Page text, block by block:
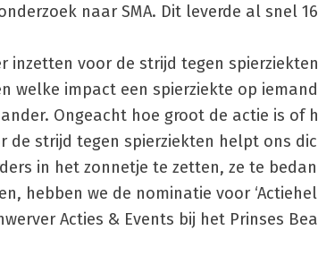
naar SMA. Dit leverde al snel
inzetten voor de strijd tegen
welke impact een spierziekte op
Ongeacht hoe groot de actie is of
strijd tegen spierziekten helpt ons
in het zonnetje te zetten, ze te
hebben we de nominatie voor
Acties & Events bij het Prinses